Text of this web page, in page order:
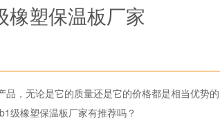
橡塑保温板厂家
，无论是它的质量还是它的价格都是相当优势
b1级橡塑保温板厂家有推荐吗？